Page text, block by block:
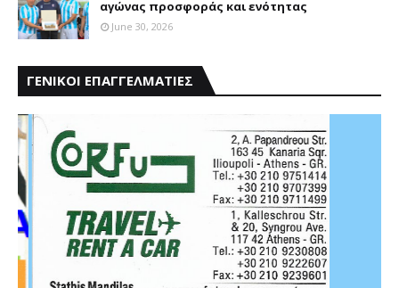
αγώνας προσφοράς και ενότητας
June 30, 2026
ΓΕΝΙΚΟΙ ΕΠΑΓΓΕΛΜΑΤΙΕΣ